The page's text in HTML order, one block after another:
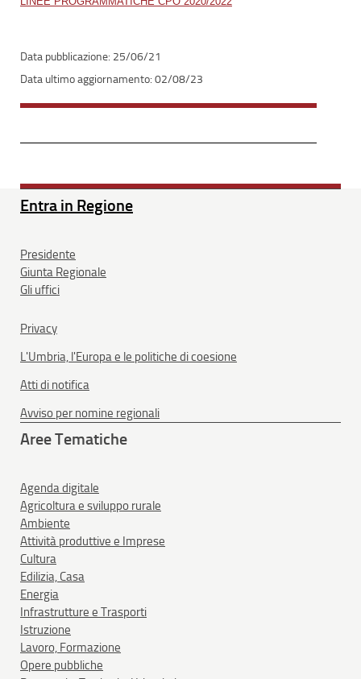
25/06/21
02/08/23
Entra in Regione
Presidente
Giunta Regionale
Gli uffici
Privacy
L'Umbria, l'Europa e le politiche di coesione
Atti di notifica
Avviso per nomine regionali
Aree Tematiche
Agenda digitale
Agricoltura e sviluppo rurale
Ambiente
Attività produttive e Imprese
Cultura
Edilizia, Casa
Energia
Infrastrutture e Trasporti
Istruzione
Lavoro, Formazione
Opere pubbliche